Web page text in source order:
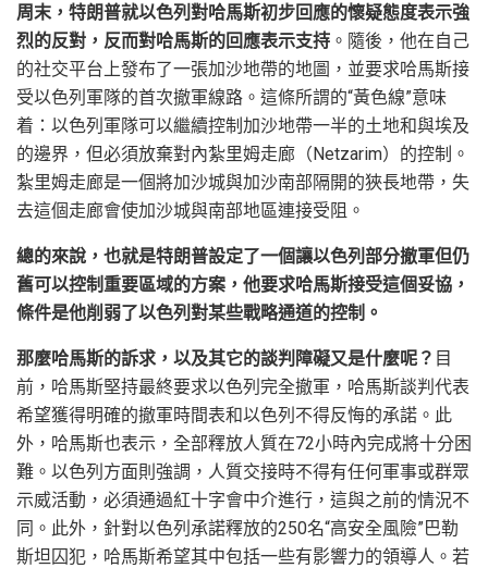
周末，特朗普就以色列對哈馬斯初步回應的懷疑態度表示強
烈的反對，反而對哈馬斯的回應表示支持 。隨後，他在自己
的社交平台上發布了一張加沙地帶的地圖，並要求哈馬斯接
受以色列軍隊的首次撤軍線路。這條所謂的“黃色線”意味
着：以色列軍隊可以繼續控制加沙地帶一半的土地和與埃及
的邊界，但必須放棄對內紮里姆走廊（Netzarim）的控制。
紮里姆走廊是一個將加沙城與加沙南部隔開的狹長地帶，失
去這個走廊會使加沙城與南部地區連接受阻。
總的來說，也就是特朗普設定了一個讓以色列部分撤軍但仍
舊可以控制重要區域的方案，他要求哈馬斯接受這個妥協，
條件是他削弱了以色列對某些戰略通道的控制。
那麼哈馬斯的訴求，以及其它的談判障礙又是什麼呢？ 目
前，哈馬斯堅持最終要求以色列完全撤軍，哈馬斯談判代表
希望獲得明確的撤軍時間表和以色列不得反悔的承諾。此
外，哈馬斯也表示，全部釋放人質在72小時內完成將十分困
難。以色列方面則強調，人質交接時不得有任何軍事或群眾
示威活動，必須通過紅十字會中介進行，這與之前的情況不
同。此外，針對以色列承諾釋放的250名“高安全風險”巴勒
斯坦囚犯，哈馬斯希望其中包括一些有影響力的領導人。若